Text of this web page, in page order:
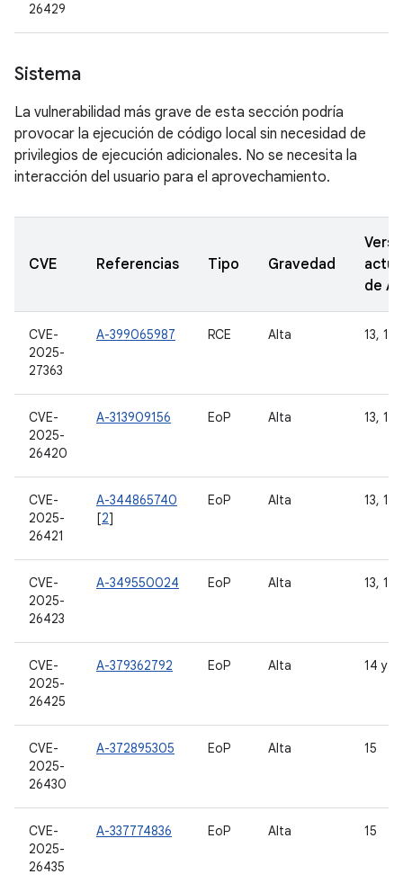
26429
Sistema
La vulnerabilidad más grave de esta sección podría
provocar la ejecución de código local sin necesidad de
privilegios de ejecución adicionales. No se necesita la
interacción del usuario para el aprovechamiento.
CVE Referencias Tipo Gravedad
de
CVE-
2025-
27363
A-399065987 RCE Alta 13, 14
CVE-
2025-
26420
A-313909156 EoP Alta 13, 14
CVE-
2025-
26421
A-344865740
[2]
EoP Alta 13, 14
CVE-
2025-
26423
A-349550024 EoP Alta 13, 14
CVE-
2025-
26425
A-379362792 EoP Alta 14 y 15
CVE-
2025-
26430
A-372895305 EoP Alta 15
CVE-
2025-
26435
A-337774836 EoP Alta 15